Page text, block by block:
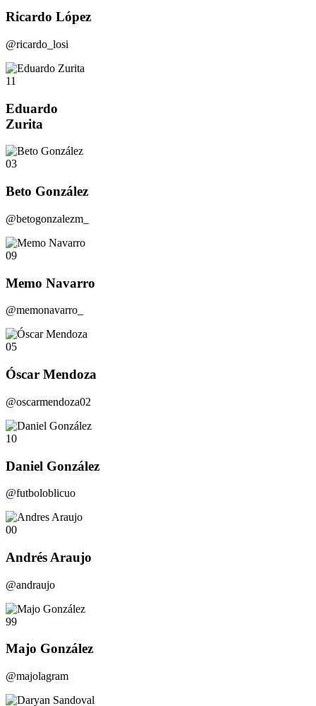
Ricardo López
@ricardo_losi
11
Eduardo
Zurita
03
Beto González
@betogonzalezm_
09
Memo Navarro
@memonavarro_
05
Óscar Mendoza
@oscarmendoza02
10
Daniel González
@futboloblicuo
00
Andrés Araujo
@andraujo
99
Majo González
@majolagram